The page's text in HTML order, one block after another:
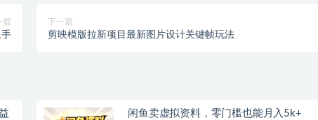
篇
手
下一篇
剪映模版拉新项目最新图片设计关键帧玩法
闲鱼卖虚拟资料，零门槛也能月入5k+